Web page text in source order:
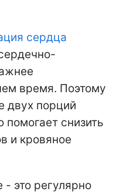
сердца
время. Поэтому
двух порций
снизить
и кровяное
это регулярно